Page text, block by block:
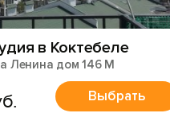
в Коктебеле
Ленина дом 146 М
Выбрать